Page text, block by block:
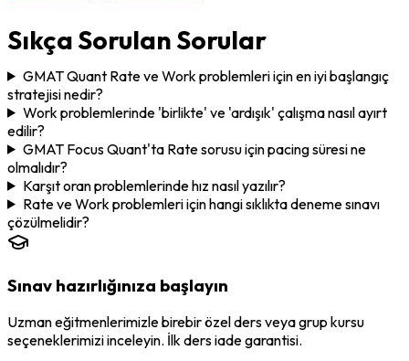
Sıkça Sorulan Sorular
GMAT Quant Rate ve Work problemleri için en iyi başlangıç
stratejisi nedir?
Work problemlerinde 'birlikte' ve 'ardışık' çalışma nasıl ayırt
edilir?
GMAT Focus Quant'ta Rate sorusu için pacing süresi ne
olmalıdır?
Karşıt oran problemlerinde hız nasıl yazılır?
Rate ve Work problemleri için hangi sıklıkta deneme sınavı
çözülmelidir?
Sınav hazırlığınıza başlayın
Uzman eğitmenlerimizle birebir özel ders veya grup kursu
seçeneklerimizi inceleyin. İlk ders iade garantisi.